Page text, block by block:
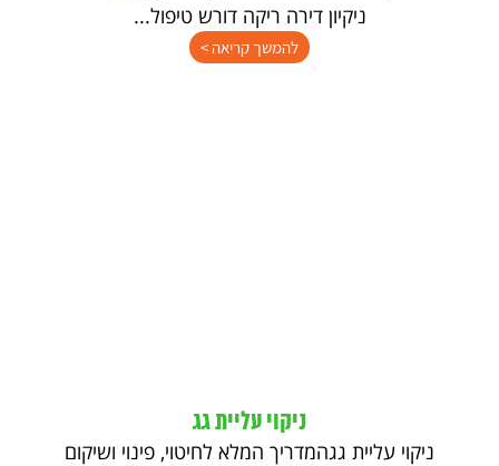
ניקיון דירה ריקה דורש טיפול...
להמשך קריאה >
ניקוי עליית גג
ניקוי עליית גגהמדריך המלא לחיטוי, פינוי ושיקום